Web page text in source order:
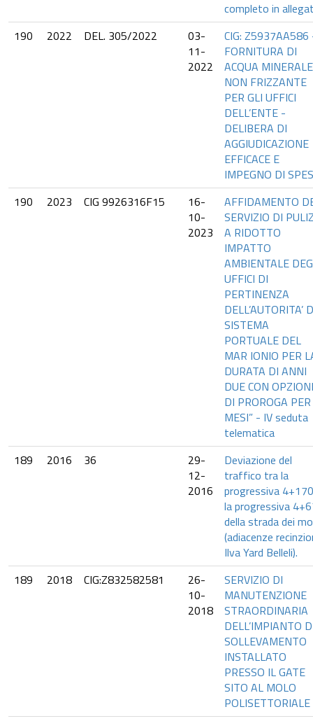
completo in
190
2022 DEL. 305/2022
03-
11-
2022
CIG: Z5937AA586
FORNITURA DI
ACQUA MINERALE
NON FRIZZANTE
PER GLI UFFICI
DELL’ENTE -
DELIBERA DI
AGGIUDICAZIONE
EFFICACE E
IMPEGNO DI
190
2023 CIG 9926316F15
16-
10-
2023
AFFIDAMENTO
SERVIZIO DI
A RIDOTTO
IMPATTO
AMBIENTALE
UFFICI DI
PERTINENZA
DELL’AUTORITA’
SISTEMA
PORTUALE DEL
MAR IONIO PER
DURATA DI ANNI
DUE CON
DI PROROGA
MESI” - IV seduta
telematica
189
2016 36
29-
12-
2016
Deviazione del
traffico tra la
progressiva
la progressiva
della strada dei
(adiacenze
Ilva Yard Belleli).
189
2018 CIG:Z832582581
26-
10-
2018
SERVIZIO DI
MANUTENZIONE
STRAORDINARIA
DELL’IMPIANTO
SOLLEVAMENTO
INSTALLATO
PRESSO IL GATE
SITO AL MOLO
POLISETTORIALE